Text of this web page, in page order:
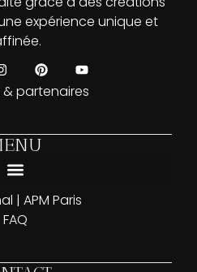
| APM Paris
FAQ
expérience unique et
partenaires